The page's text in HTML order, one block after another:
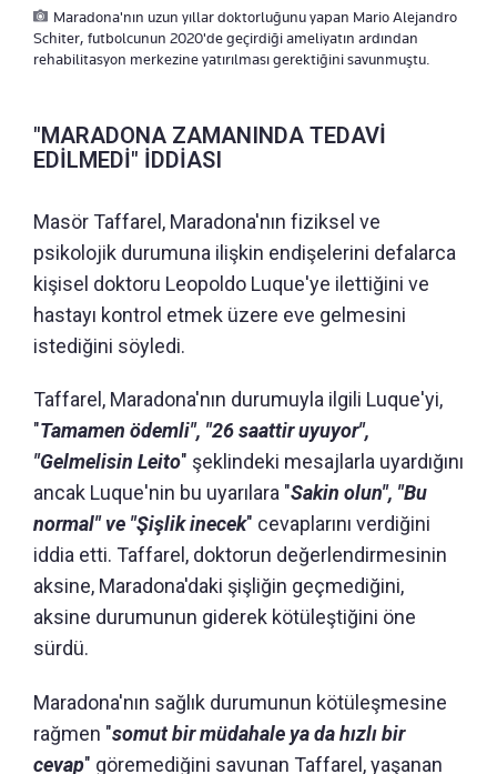
Maradona'nın uzun yıllar doktorluğunu yapan Mario Alejandro
Schiter, futbolcunun 2020'de geçirdiği ameliyatın ardından
rehabilitasyon merkezine yatırılması gerektiğini savunmuştu.
"MARADONA ZAMANINDA TEDAVİ
EDİLMEDİ" İDDİASI
Masör Taffarel, Maradona'nın fiziksel ve
psikolojik durumuna ilişkin endişelerini defalarca
kişisel doktoru Leopoldo Luque'ye ilettiğini ve
hastayı kontrol etmek üzere eve gelmesini
istediğini söyledi.
Taffarel, Maradona'nın durumuyla ilgili Luque'yi,
"Tamamen ödemli", "26 saattir uyuyor",
"Gelmelisin Leito" şeklindeki mesajlarla uyardığını
ancak Luque'nin bu uyarılara "Sakin olun", "Bu
normal" ve "Şişlik inecek" cevaplarını verdiğini
iddia etti. Taffarel, doktorun değerlendirmesinin
aksine, Maradona'daki şişliğin geçmediğini,
aksine durumunun giderek kötüleştiğini öne
sürdü.
Maradona'nın sağlık durumunun kötüleşmesine
rağmen "somut bir müdahale ya da hızlı bir
cevap" göremediğini savunan Taffarel, yaşanan